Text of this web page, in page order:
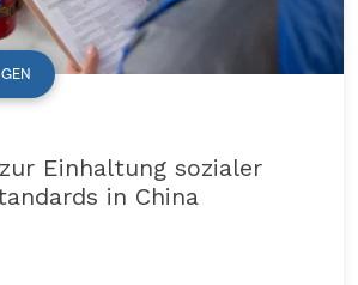
Einhaltung sozialer
in China